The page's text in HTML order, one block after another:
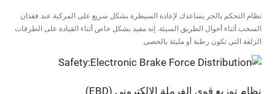
نظام التحكم بالجر يساعدك لإعادة السيطرة بشكل سريع على المركبة عند فقدان
السحب أثناء أحوال الطريق السيئة. إنه مفيد بشكل خاص أثناء القيادة على الطرقات
الزلقة التي تكون رطبة أو مليئة بالحصى.
نظام توزيع قوى الفرملة الالكتروني (EBD)